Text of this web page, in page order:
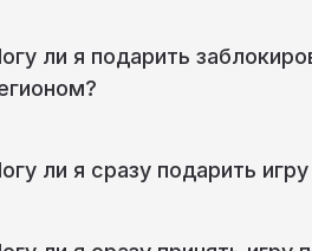
ли я подарить
ли я сразу подарить